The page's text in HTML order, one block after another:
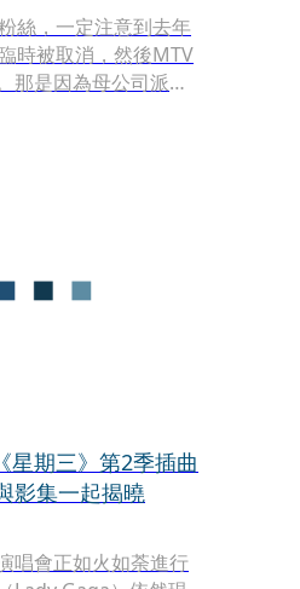
絲，一定注意到去年
時被取消，然後MTV
那是因為母公司派拉
星期三》第2季插曲
集一起揭曉
唱會正如火如荼進行